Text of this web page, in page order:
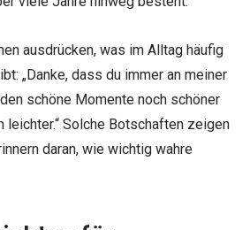
ausdrücken, was im Alltag häufig
„Danke, dass du immer an meiner
schöne Momente noch schöner
Solche Botschaften zeigen
daran, wie wichtig wahre